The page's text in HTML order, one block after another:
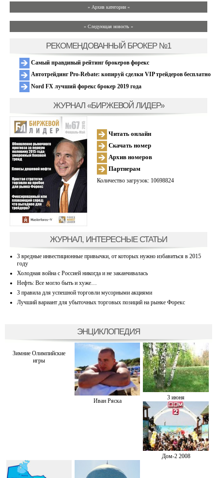
» Архив категории «
» Следующая новость »
РЕКОМЕНДОВАННЫЙ БРОКЕР №1
Самый правдивый рейтинг брокеров форекс
Автотрейдинг Pro-Rebate: копируй сделки VIP трейдеров бесплатно
Nord FX лучший форекс брокер 2019 года
ЖУРНАЛ «БИРЖЕВОЙ ЛИДЕР»
Читать онлайн
Скачать номер
Архив номеров
Партнерам
Количество загрузок: 10698824
ЖУРНАЛ, ИНТЕРЕСНЫЕ СТАТЬИ
3 вредные инвестиционные привычки, от которых нужно избавиться в 2015
году
Холодная война с Россией никогда и не заканчивалась
Нефть: Все могло быть и хуже…
3 правила для успешной торговли мусорными акциями
Лучший вариант для убыточных торговых позиций на рынке Форекс
ЭНЦИКЛОПЕДИЯ
Зимние Олимпийские
игры
Иван Ряска
3 июня
Дом-2 2008